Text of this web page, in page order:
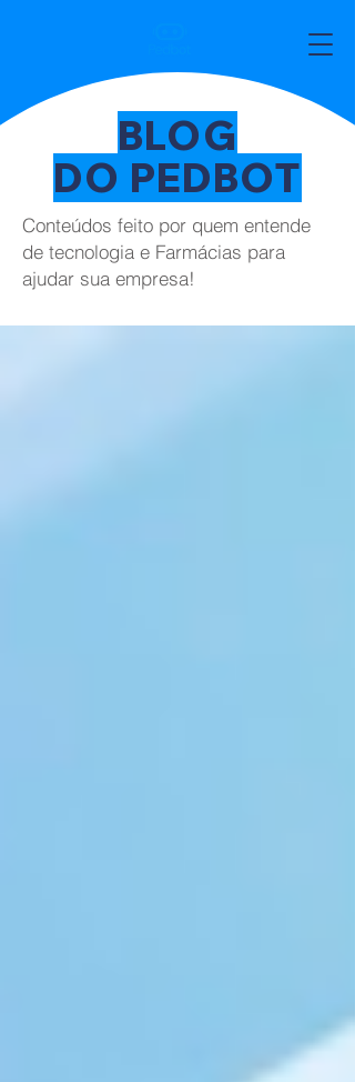
BLOG
DO PEDBOT
Conteúdos feito por quem entende
de tecnologia e Farmácias para
ajudar sua empresa!